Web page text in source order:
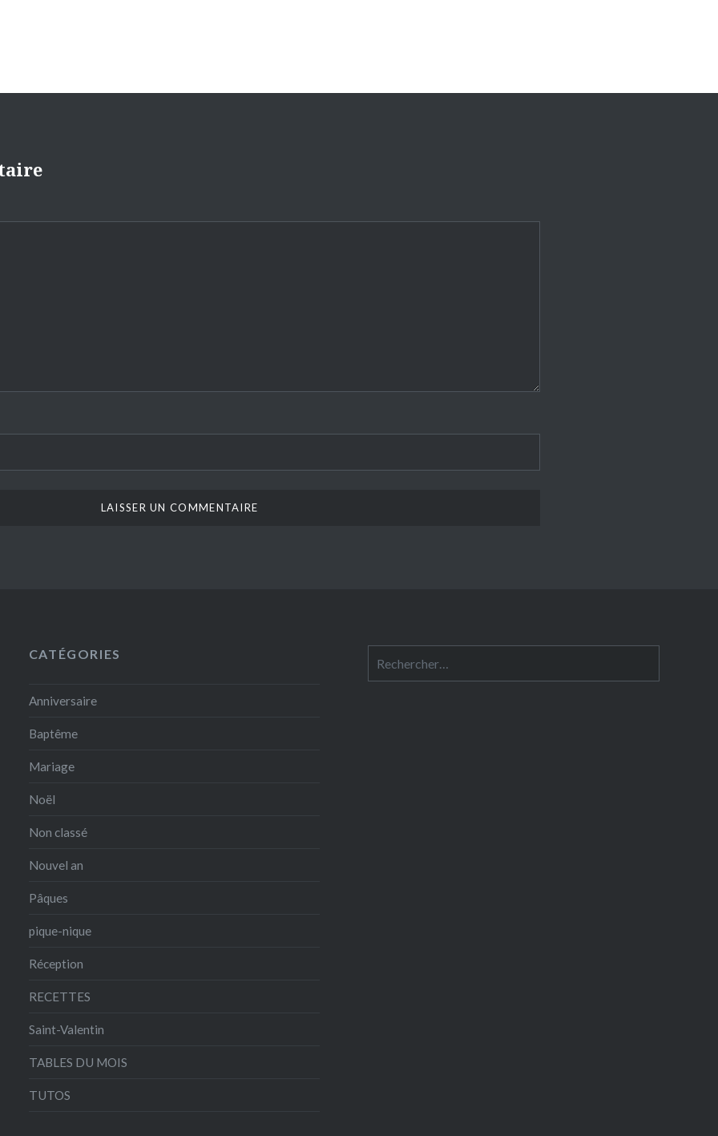
CATÉGORIES
Anniversaire
Baptême
Mariage
Noël
Non classé
Nouvel an
Pâques
pique-nique
Réception
RECETTES
Saint-Valentin
TABLES DU MOIS
TUTOS